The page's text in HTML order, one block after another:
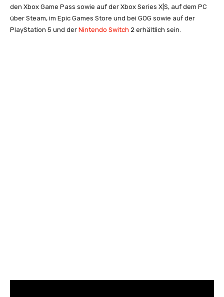
den Xbox Game Pass sowie auf der Xbox Series X|S, auf dem PC
über Steam, im Epic Games Store und bei GOG sowie auf der
PlayStation 5 und der Nintendo Switch 2 erhältlich sein.